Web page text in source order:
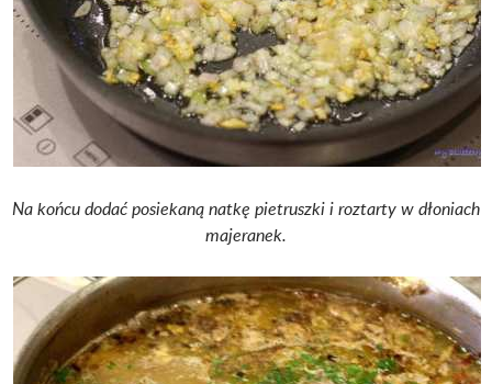
Na końcu dodać posiekaną natkę pietruszki i roztarty w dłoniach
majeranek.